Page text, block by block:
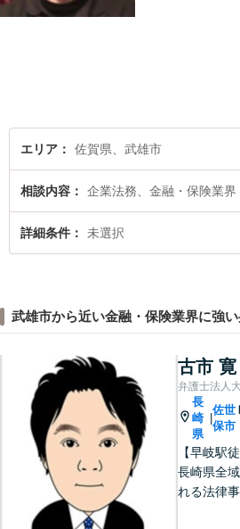
員。
エリア 佐賀県、武雄市
相談内容 企業法務、金融・保険業界
詳細条件 未選択
武雄市から近い金融・保険業界に強
古市 寛
弁護士法人
長
崎
県
佐世
保市
【早岐駅
長崎県全
れる法律